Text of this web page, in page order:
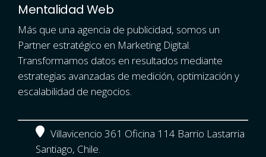
Mentalidad Web
Más que una agencia de publicidad, somos un
Partner estratégico en Marketing Digital.
Transformamos datos en resultados mediante
estrategias avanzadas de medición, optimización y
escalabilidad de negocios.
Villavicencio 361 Oficina 114 Barrio Lastarria
Santiago, Chile.